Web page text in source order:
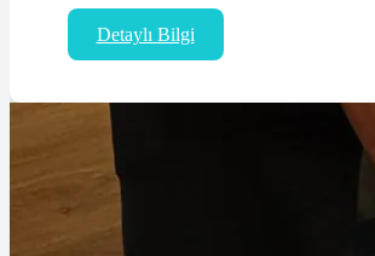
Detaylı Bilgi